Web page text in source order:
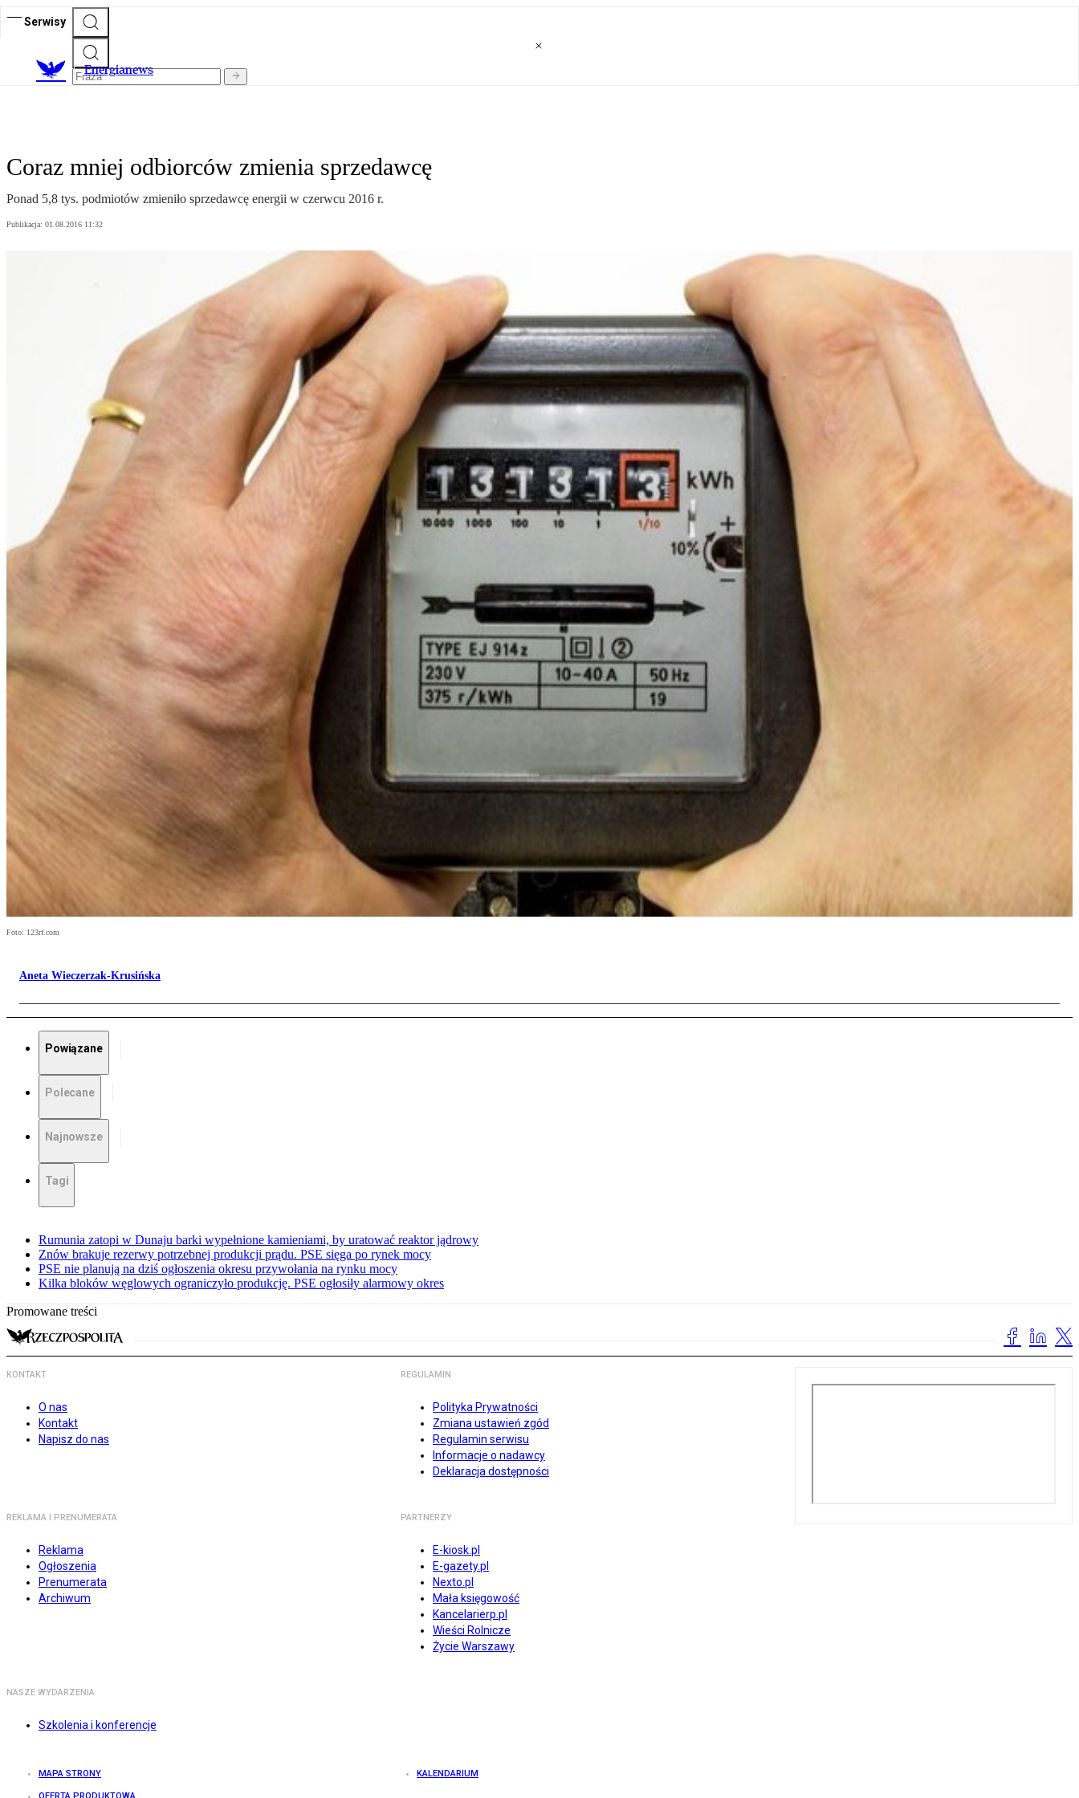
Serwisy
Energianews
Coraz mniej odbiorców zmienia sprzedawcę
Ponad 5,8 tys. podmiotów zmieniło sprzedawcę energii w czerwcu 2016 r.
Publikacja: 01.08.2016 11:32
Foto: 123rf.com
Aneta Wieczerzak-Krusińska
Powiązane
Polecane
Najnowsze
Tagi
Rumunia zatopi w Dunaju barki wypełnione kamieniami, by uratować reaktor jądrowy
Znów brakuje rezerwy potrzebnej produkcji prądu. PSE sięga po rynek mocy
PSE nie planują na dziś ogłoszenia okresu przywołania na rynku mocy
Kilka bloków węglowych ograniczyło produkcję. PSE ogłosiły alarmowy okres
Promowane treści
KONTAKT
O nas
Kontakt
Napisz do nas
REGULAMIN
Polityka Prywatności
Zmiana ustawień zgód
Regulamin serwisu
Informacje o nadawcy
Deklaracja dostępności
REKLAMA I PRENUMERATA
Reklama
Ogłoszenia
Prenumerata
Archiwum
PARTNERZY
E-kiosk.pl
E-gazety.pl
Nexto.pl
Mała księgowość
Kancelarierp.pl
Wieści Rolnicze
Życie Warszawy
NASZE WYDARZENIA
Szkolenia i konferencje
MAPA STRONY KALENDARIUM